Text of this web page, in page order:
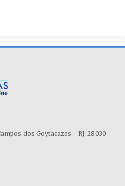
dos Goytacazes - RJ, 28030-